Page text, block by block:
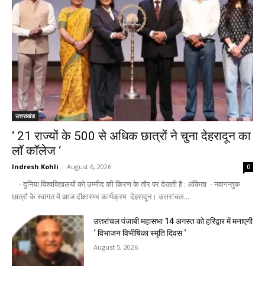
उत्तराखंड
‘ 21 राज्यों के 500 से अधिक छात्रों ने चुना देहरादून का
लाॅ काॅलेज ‘
Indresh Kohli - August 6, 2026 0
- दुनिया विश्वविद्यालयों को उम्मीद की किरण के तौर पर देखती है : अंकिता - नवागन्तुक
छात्रों के स्वागत में आज दीक्षारम्भ कार्यक्रम देहरादून। उत्तरांचल...
उत्तरांचल पंजाबी महासभा 14 अगस्त को हरिद्वार में मनाएगी
‘ विभाजन विभीषिका स्मृति दिवस ‘
August 5, 2026